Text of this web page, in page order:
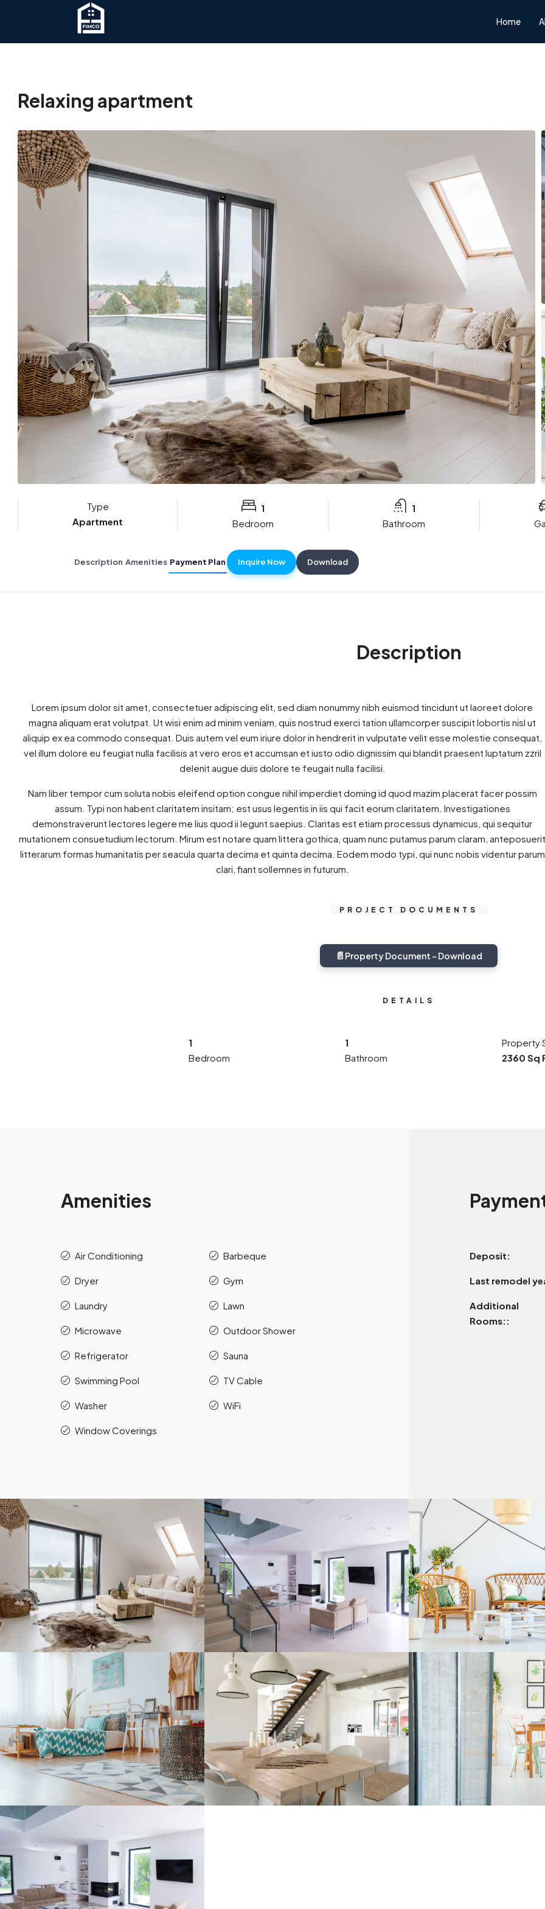
Home
Relaxing apartment
Type
Apartment
1
Bedroom
1
Bathroom
Description Amenities Payment Plan Inquire Now Download
Description
Lorem ipsum dolor sit amet, consectetuer adipiscing elit, sed diam nonummy nibh euismod tincidunt ut laoreet dolore
magna aliquam erat volutpat. Ut wisi enim ad minim veniam, quis nostrud exerci tation ullamcorper suscipit lobortis nisl ut
aliquip ex ea commodo consequat. Duis autem vel eum iriure dolor in hendrerit in vulputate velit esse molestie consequat,
vel illum dolore eu feugiat nulla facilisis at vero eros et accumsan et iusto odio dignissim qui blandit praesent luptatum zzril
delenit augue duis dolore te feugait nulla facilisi.
Nam liber tempor cum soluta nobis eleifend option congue nihil imperdiet doming id quod mazim placerat facer possim
assum. Typi non habent claritatem insitam; est usus legentis in iis qui facit eorum claritatem. Investigationes
demonstraverunt lectores legere me lius quod ii legunt saepius. Claritas est etiam processus dynamicus, qui sequitur
mutationem consuetudium lectorum. Mirum est notare quam littera gothica, quam nunc putamus parum claram, anteposuerit
litterarum formas humanitatis per seacula quarta decima et quinta decima. Eodem modo typi, qui nunc nobis videntur parum
clari, fiant sollemnes in futurum.
PROJECT DOCUMENTS
📄 Property Document - Download
DETAILS
1
Bedroom
1
Bathroom
Property
2360 Sq
Amenities
Air Conditioning Barbeque
Dryer Gym
Laundry Lawn
Microwave Outdoor Shower
Refrigerator Sauna
Swimming Pool TV Cable
Washer WiFi
Window Coverings
Deposit:
Last remodel
Additional
Rooms::